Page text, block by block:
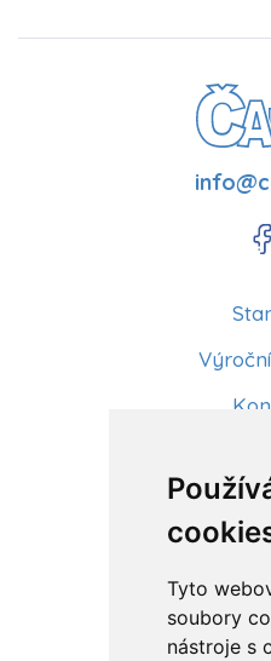
Tyto
soubory
nástroje s
Kurzy a
Sídlo